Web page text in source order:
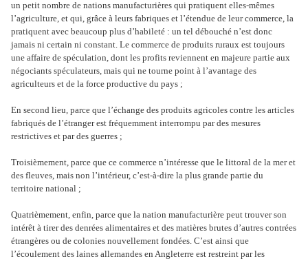
un petit nombre de nations manufacturières qui pratiquent elles-mêmes
l’agriculture, et qui, grâce à leurs fabriques et l’étendue de leur commerce, la
pratiquent avec beaucoup plus d’habileté : un tel débouché n’est donc
jamais ni certain ni constant. Le commerce de produits ruraux est toujours
une affaire de spéculation, dont les profits reviennent en majeure partie aux
négociants spéculateurs, mais qui ne tourne point à l’avantage des
agriculteurs et de la force productive du pays ;
En second lieu, parce que l’échange des produits agricoles contre les articles
fabriqués de l’étranger est fréquemment interrompu par des mesures
restrictives et par des guerres ;
Troisièmement, parce que ce commerce n’intéresse que le littoral de la mer et
des fleuves, mais non l’intérieur, c’est-à-dire la plus grande partie du
territoire national ;
Quatrièmement, enfin, parce que la nation manufacturière peut trouver son
intérêt à tirer des denrées alimentaires et des matières brutes d’autres contrées
étrangères ou de colonies nouvellement fondées. C’est ainsi que
l’écoulement des laines allemandes en Angleterre est restreint par les